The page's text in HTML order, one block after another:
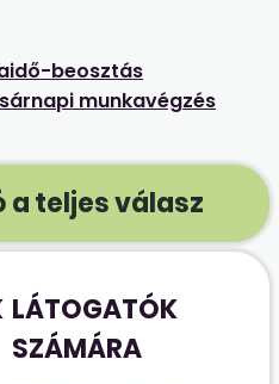
beosztás
munkavégzés
teljes válasz
LÁTOGATÓK
SZÁMÁRA